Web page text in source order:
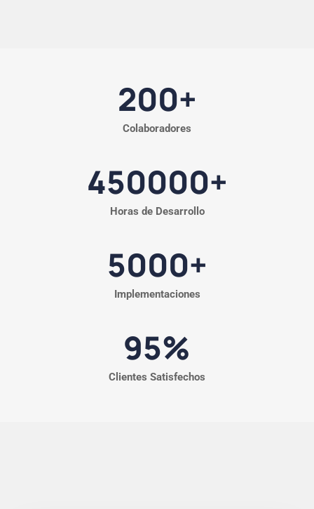
200+
Colaboradores
450000+
Horas de Desarrollo
5000+
Implementaciones
95%
Clientes Satisfechos